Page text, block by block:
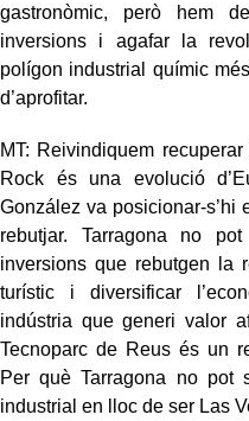
gastronòmic, però hem
inversions i agafar la
polígon industrial químic
d’aprofitar.
MT: Reivindiquem
Rock és una evolució
González va posicionar-s’hi
rebutjar. Tarragona no
inversions que rebutgen la
turístic i diversificar
indústria que generi valor
Tecnoparc de Reus és un
Per què Tarragona no pot
industrial en lloc de ser Las